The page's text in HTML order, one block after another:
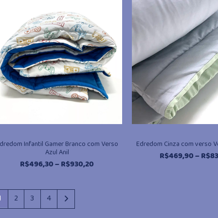
R$930,20
Infantil Gamer Branco com Verso
Azul Anil
R$496,30–R$930,20
Edredom Cinza com verso
R$469,90–R$
2 3 4